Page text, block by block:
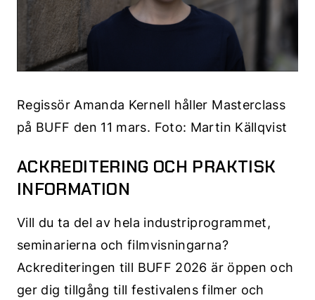
Regissör Amanda Kernell håller Masterclass
på BUFF den 11 mars. Foto: Martin Källqvist
ACKREDITERING OCH PRAKTISK
INFORMATION
Vill du ta del av hela industriprogrammet,
seminarierna och filmvisningarna?
Ackrediteringen till BUFF 2026 är öppen och
ger dig tillgång till festivalens filmer och